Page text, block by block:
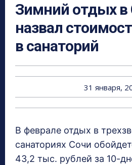
Зимний отдых в
назвал
в санаторий
31 января,
В феврале отдых в
санаториях Сочи
43,2 тыс. рублей за 10-